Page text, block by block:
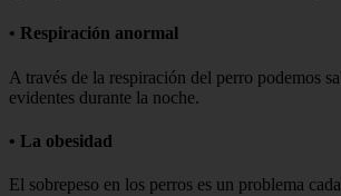
• Respiración anormal
A través de la respiración del perro podemos
evidentes durante la noche.
• La obesidad
El sobrepeso en los perros es un problema